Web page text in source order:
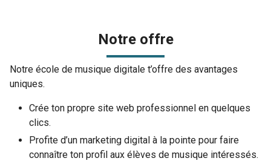
Notre offre
Notre école de musique digitale t’offre des avantages
uniques.
Crée ton propre site web professionnel en quelques
clics.
Profite d’un marketing digital à la pointe pour faire
connaître ton profil aux élèves de musique intéressés.